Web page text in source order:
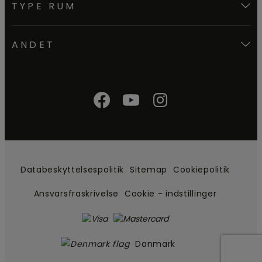
TYPE RUM
ANDET
Databeskyttelsespolitik Sitemap Cookiepolitik
Ansvarsfraskrivelse Cookie - indstillinger
Danmark